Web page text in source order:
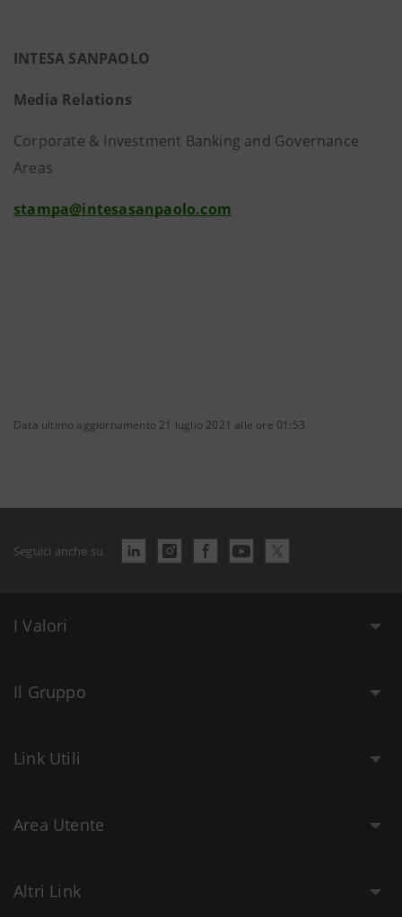
INTESA SANPAOLO
Media Relations
Corporate & Investment Banking and Governance
Areas
stampa@intesasanpaolo.com
Data ultimo aggiornamento 21 luglio 2021 alle ore 01:53
Seguici anche su
I Valori
Il Gruppo
Link Utili
Area Utente
Altri Link